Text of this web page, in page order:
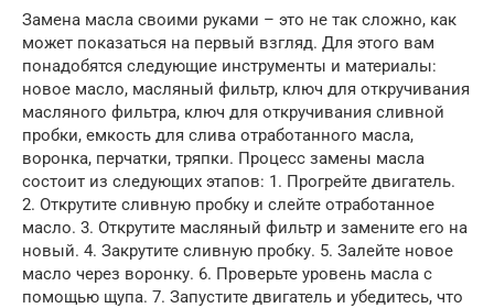
Замена масла своими руками – это не так сложно, как
может показаться на первый взгляд. Для этого вам
понадобятся следующие инструменты и материалы:
новое масло, масляный фильтр, ключ для откручивания
масляного фильтра, ключ для откручивания сливной
пробки, емкость для слива отработанного масла,
воронка, перчатки, тряпки. Процесс замены масла
состоит из следующих этапов: 1. Прогрейте двигатель.
2. Открутите сливную пробку и слейте отработанное
масло. 3. Открутите масляный фильтр и замените его на
новый. 4. Закрутите сливную пробку. 5. Залейте новое
масло через воронку. 6. Проверьте уровень масла с
помощью щупа. 7. Запустите двигатель и убедитесь, что